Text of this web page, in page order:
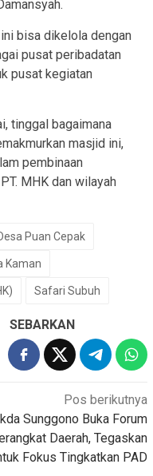
bisa dikelola dengan
pusat peribadatan
pusat kegiatan
tinggal bagaimana
masjid ini,
pembinaan
MHK dan wilayah
Puan Cepak
Kaman
Safari Subuh
SEBARKAN
Pos berikutnya
Sunggono Buka Forum
Daerah, Tegaskan
Fokus Tingkatkan PAD